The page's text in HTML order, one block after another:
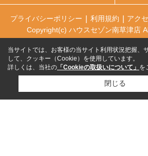
プライバシーポリシー 利用規約 アク
Copyright(c) ハウスセゾン南草津店
当サイトでは、お客様の当サイト利用状況把握、
して、クッキー（Cookie）を使用しています。
詳しくは、当社の 「Cookieの取扱いについて」 を
閉じる